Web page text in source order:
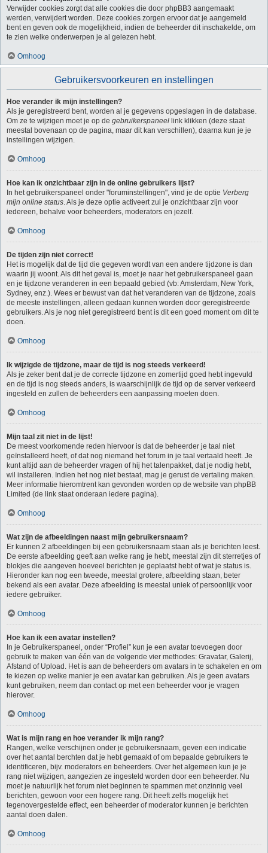
Verwijder cookies zorgt dat alle cookies die door phpBB3 aangemaakt
werden, verwijdert worden. Deze cookies zorgen ervoor dat je aangemeld
bent en geven ook de mogelijkheid, indien de beheerder dit inschakelde, om
te zien welke onderwerpen je al gelezen hebt.
Omhoog
Gebruikersvoorkeuren en instellingen
Hoe verander ik mijn instellingen?
Als je geregistreerd bent, worden al je gegevens opgeslagen in de database.
Om ze te wijzigen moet je op de gebruikerspaneel link klikken (deze staat
meestal bovenaan op de pagina, maar dit kan verschillen), daarna kun je je
instellingen wijzigen.
Omhoog
Hoe kan ik onzichtbaar zijn in de online gebruikers lijst?
In het gebruikerspaneel onder "foruminstellingen", vind je de optie Verberg
mijn online status. Als je deze optie activeert zul je onzichtbaar zijn voor
iedereen, behalve voor beheerders, moderators en jezelf.
Omhoog
De tijden zijn niet correct!
Het is mogelijk dat de tijd die gegeven wordt van een andere tijdzone is dan
waarin jij woont. Als dit het geval is, moet je naar het gebruikerspaneel gaan
en je tijdzone veranderen in een bepaald gebied (vb: Amsterdam, New York,
Sydney, enz.). Wees er bewust van dat het veranderen van de tijdzone, zoals
de meeste instellingen, alleen gedaan kunnen worden door geregistreerde
gebruikers. Als je nog niet geregistreerd bent is dit een goed moment om dit te
doen.
Omhoog
Ik wijzigde de tijdzone, maar de tijd is nog steeds verkeerd!
Als je zeker bent dat je de correcte tijdzone en zomertijd goed hebt ingevuld
en de tijd is nog steeds anders, is waarschijnlijk de tijd op de server verkeerd
ingesteld en zullen de beheerders een aanpassing moeten doen.
Omhoog
Mijn taal zit niet in de lijst!
De meest voorkomende reden hiervoor is dat de beheerder je taal niet
geïnstalleerd heeft, of dat nog niemand het forum in je taal vertaald heeft. Je
kunt altijd aan de beheerder vragen of hij het talenpakket, dat je nodig hebt,
wil installeren. Indien het nog niet bestaat, mag je gerust de vertaling maken.
Meer informatie hieromtrent kan gevonden worden op de website van phpBB
Limited (de link staat onderaan iedere pagina).
Omhoog
Wat zijn de afbeeldingen naast mijn gebruikersnaam?
Er kunnen 2 afbeeldingen bij een gebruikersnaam staan als je berichten leest.
De eerste afbeelding geeft aan welke rang je hebt, meestal zijn dit sterretjes of
blokjes die aangeven hoeveel berichten je geplaatst hebt of wat je status is.
Hieronder kan nog een tweede, meestal grotere, afbeelding staan, beter
bekend als een avatar. Deze afbeelding is meestal uniek of persoonlijk voor
iedere gebruiker.
Omhoog
Hoe kan ik een avatar instellen?
In je Gebruikerspaneel, onder “Profiel” kun je een avatar toevoegen door
gebruik te maken van één van de volgende vier methodes: Gravatar, Galerij,
Afstand of Upload. Het is aan de beheerders om avatars in te schakelen en om
te kiezen op welke manier je een avatar kan gebruiken. Als je geen avatars
kunt gebruiken, neem dan contact op met een beheerder voor je vragen
hierover.
Omhoog
Wat is mijn rang en hoe verander ik mijn rang?
Rangen, welke verschijnen onder je gebruikersnaam, geven een indicatie
over het aantal berchten dat je hebt gemaakt of om bepaalde gebruikers te
identificeren, bijv. moderators en beheerders. Over het algemeen kun je je
rang niet wijzigen, aangezien ze ingesteld worden door een beheerder. Nu
moet je natuurlijk het forum niet beginnen te spammen met onzinnig veel
berichten, gewoon voor een hogere rang. Dit heeft zelfs mogelijk het
tegenovergestelde effect, een beheerder of moderator kunnen je berichten
aantal doen dalen.
Omhoog